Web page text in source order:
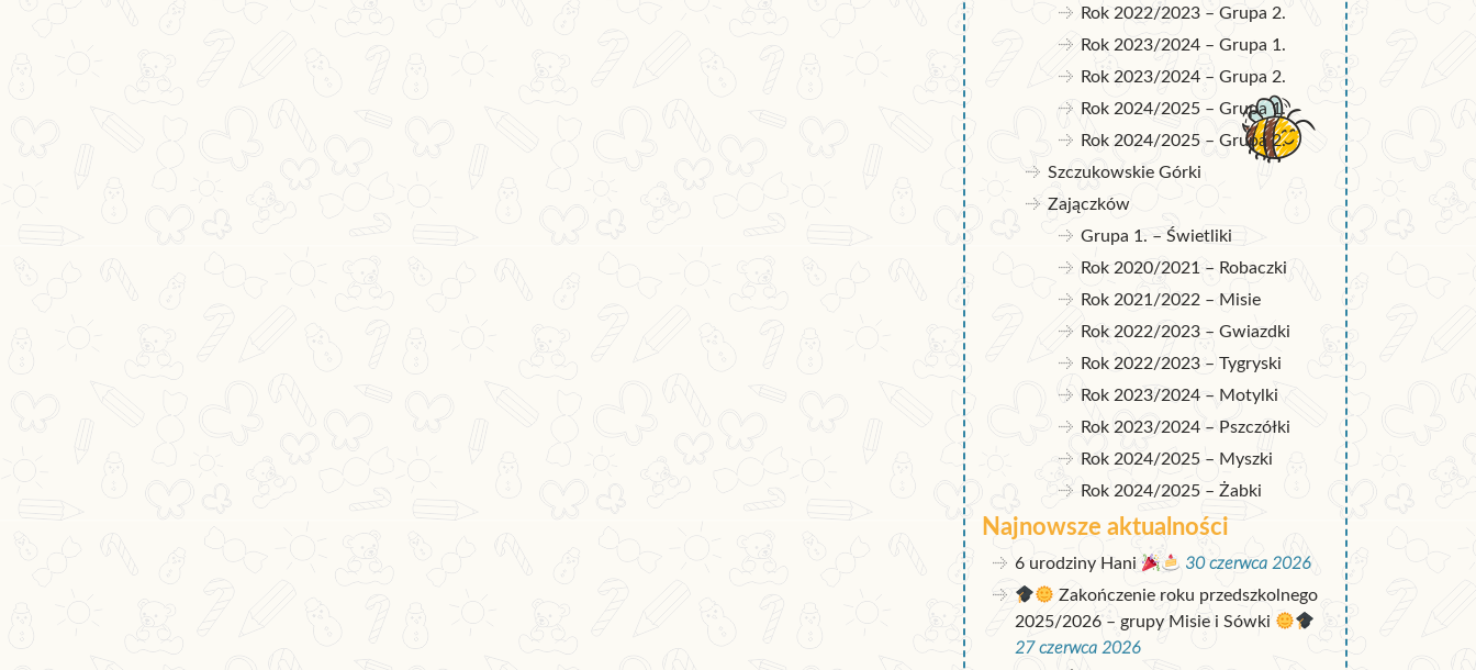
Rok 2022/2023 – Grupa 2.
Rok 2023/2024 – Grupa 1.
Rok 2023/2024 – Grupa 2.
Rok 2024/2025 – Grupa 1.
Rok 2024/2025 – Grupa 2.
Szczukowskie Górki
Zajączków
Grupa 1. – Świetliki
Rok 2020/2021 – Robaczki
Rok 2021/2022 – Misie
Rok 2022/2023 – Gwiazdki
Rok 2022/2023 – Tygryski
Rok 2023/2024 – Motylki
Rok 2023/2024 – Pszczółki
Rok 2024/2025 – Myszki
Rok 2024/2025 – Żabki
Najnowsze aktualności
6 urodziny Hani
30 czerwca 2026
Zakończenie roku przedszkolnego
2025/2026 – grupy Misie i Sówki
27 czerwca 2026